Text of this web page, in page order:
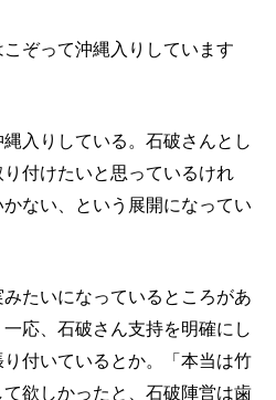
ぞって沖縄入りしています
入りしている。石破さんとし
付けたいと思っているけれ
ない、という展開になってい
たいになっているところがあ
応、石破さん支持を明確にし
付いているとか。「本当は竹
欲しかったと、石破陣営は歯